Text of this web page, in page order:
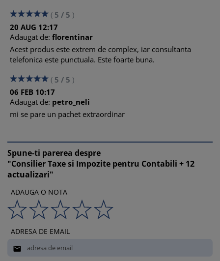
( 5 / 5 )
20 AUG 12:17
Adaugat de: florentinar
Acest produs este extrem de complex, iar consultanta
telefonica este punctuala. Este foarte buna.
( 5 / 5 )
06 FEB 10:17
Adaugat de: petro_neli
mi se pare un pachet extraordinar
Spune-ti parerea despre
"Consilier Taxe si Impozite pentru Contabili + 12
actualizari"
ADAUGA O NOTA
ADRESA DE EMAIL
